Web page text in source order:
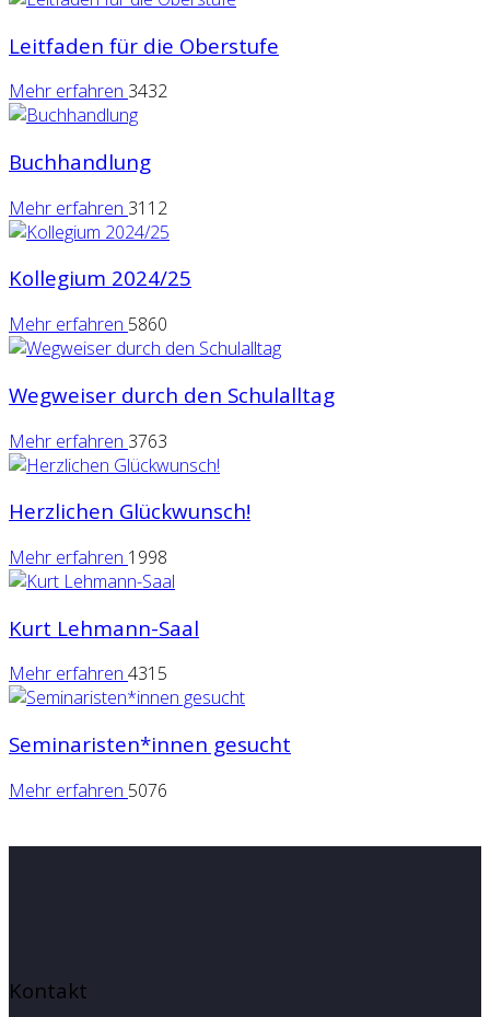
Leitfaden für die Oberstufe
Mehr erfahren 3432
Buchhandlung
Mehr erfahren 3112
Kollegium 2024/25
Mehr erfahren 5860
Wegweiser durch den Schulalltag
Mehr erfahren 3763
Herzlichen Glückwunsch!
Mehr erfahren 1998
Kurt Lehmann-Saal
Mehr erfahren 4315
Seminaristen*innen gesucht
Mehr erfahren 5076
Kontakt